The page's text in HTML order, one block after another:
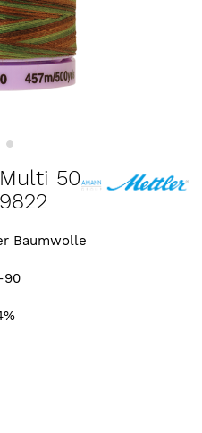
50
Baumwolle
90